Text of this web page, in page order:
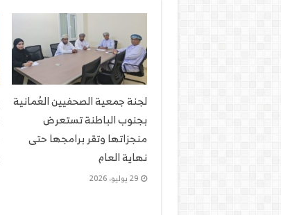
لجنة جمعية الصحفيين العُمانية
بجنوب الباطنة تستعرض
منجزاتها وتقر برامجها حتى
نهاية العام
29 يوليو، 2026